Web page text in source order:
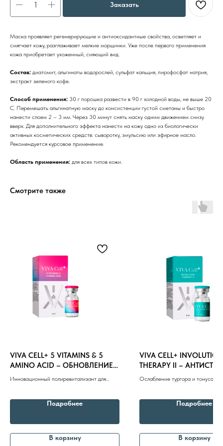
Заказать
Маска проявляет регенерирующие и антиоксидантные свойства, осветляет и
смягчает кожу, разглаживает мелкие морщинки. Уже после первого применения
кожа приобретает ухоженный, сияющий вид.
Состав: диатомит, альгинаты водорослей, сульфат кальция, пирофосфат натрия,
экстракт зеленого кофе.
Способ применения: 30 г порошка развести в 90 г холодной воды, не выше 20
С. Перемешать альгинатную маску до консистенции густой сметаны и быстро
нанести слоем 2 – 3 мм. Через 30 минут снять маску одним движением снизу
вверх. Для дополнительного эффекта нанести на кожу одно из биологически
активных косметических средств: сыворотку, эмульсию или эфирное масло.
Рекомендуется курсовое применение.
Область применения: для всех типов кожи.
Смотрите также
VIVA CELL+ 5 VITAMINS & 5
AMINO ACID – ОБНОВЛЕНИЕ
КОЖИ 5ml
Инновационный полиревитализант для
разглаживание мелких морщин и
Подробнее
В корзину
VIVA CELL+ INVOLUTION
THERAPY II –
ОСВЕТЛЕНИЕ 5ml
Ослабление тургора и тонуса
Подробнее
В корзину
косметика
Препараты косметолога
Доставка